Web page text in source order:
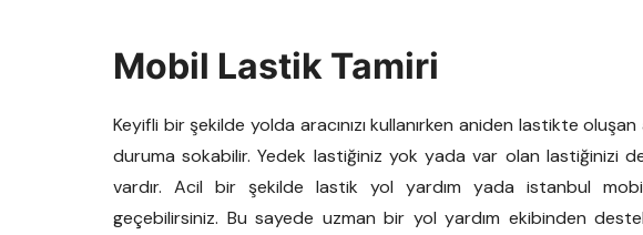
Mobil Lastik Tamiri
Keyifli bir şekilde yolda aracınızı kullanırken aniden lastikte oluşan
duruma sokabilir. Yedek lastiğiniz yok yada var olan lastiğinizi
vardır. Acil bir şekilde lastik yol yardım yada istanbul
geçebilirsiniz. Bu sayede uzman bir yol yardım ekibinden